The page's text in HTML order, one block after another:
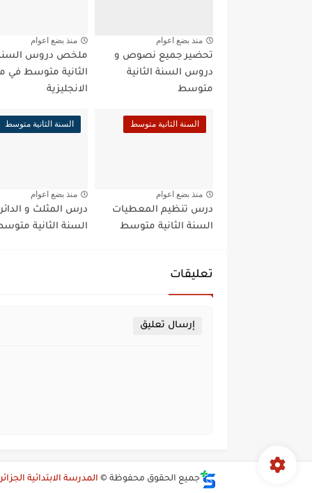
منذ بضع اعوام
تحضير جميع نصوص و
دروس السنة الثانية
متوسط
منذ بضع اعوام
ملخص دروس
الثانية متوسط في
الانجليزية
السنة الثانية متوسط
منذ بضع اعوام
درس تنظيم المعطيات
السنة الثانية متوسط
السنة الثانية متوسط
منذ بضع اعوام
درس المثلث و
السنة الثانية
تعليقات
إرسال تعليق
جميع الحقوق محفوظة © المدرسة الابتدائية